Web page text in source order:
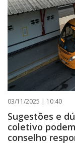
03/11/2025 | 10:40
Sugestões e
coletivo
conselho